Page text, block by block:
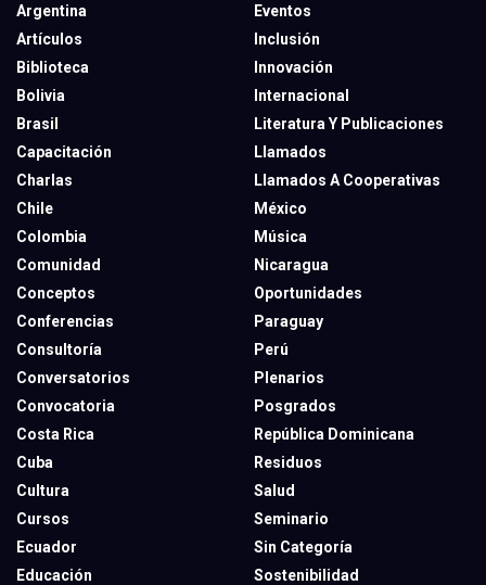
Argentina
Artículos
Biblioteca
Bolivia
Brasil
Capacitación
Charlas
Chile
Colombia
Comunidad
Conceptos
Conferencias
Consultoría
Conversatorios
Convocatoria
Costa Rica
Cuba
Cultura
Cursos
Ecuador
Educación
Eventos
Inclusión
Innovación
Internacional
Literatura Y Publicaciones
Llamados
Llamados A Cooperativas
México
Música
Nicaragua
Oportunidades
Paraguay
Perú
Plenarios
Posgrados
República Dominicana
Residuos
Salud
Seminario
Sin Categoría
Sostenibilidad